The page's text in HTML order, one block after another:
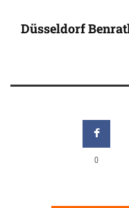
Düsseldorf
0